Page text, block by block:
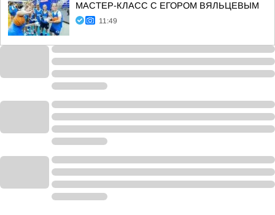
МАСТЕР-КЛАСС С ЕГОРОМ ВЯЛЬЦЕВЫМ
11:49